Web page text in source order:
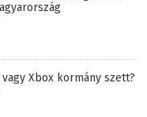
Xbox kormány szett?